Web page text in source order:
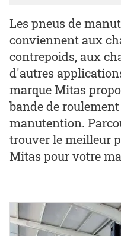
Les pneus de
conviennent aux
contrepoids, aux
d'autres
marque Mitas
bande de
manutention.
trouver le meilleur
Mitas pour votre